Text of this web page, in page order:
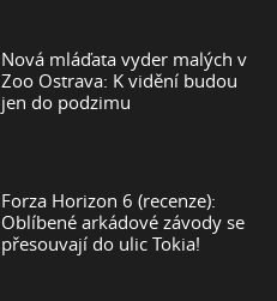
Nová mláďata vyder malých v
Zoo Ostrava: K vidění budou
jen do podzimu
Forza Horizon 6 (recenze):
Oblíbené arkádové závody se
přesouvají do ulic Tokia!